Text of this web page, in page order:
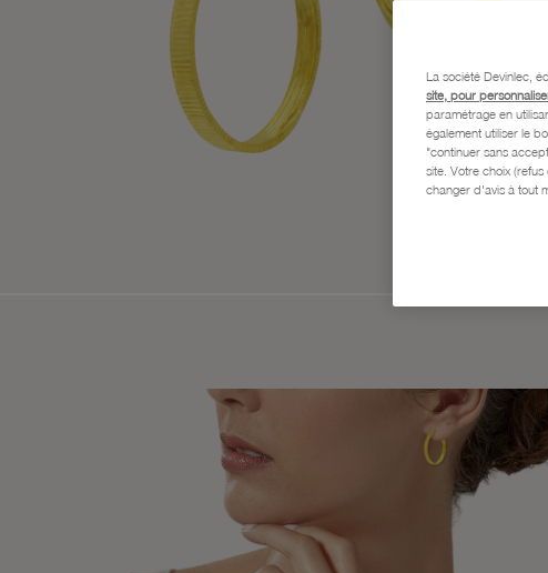
La société Devinlec,
site, pour
paramétrage en
également utiliser le
"continuer sans
site. Votre choix
changer d'avis à tout